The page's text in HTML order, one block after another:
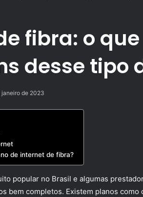
fibra: o
desse tipo
janeiro de 2023
de internet de fibra?
popular no Brasil e algumas
bem completos. Existem planos como